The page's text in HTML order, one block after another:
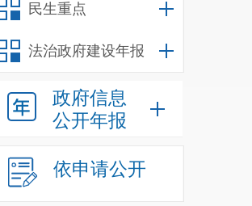
民生重点
法治政府建设年报
政府信息
公开年报
依申请公开